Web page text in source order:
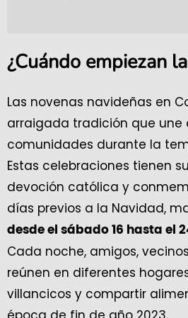
¿Cuándo empiezan
Las novenas navideñas en
arraigada tradición que une
comunidades durante la
Estas celebraciones tienen
devoción católica y
días previos a la Navidad,
desde el sábado 16 hasta el
Cada noche, amigos,
reúnen en diferentes
villancicos y compartir